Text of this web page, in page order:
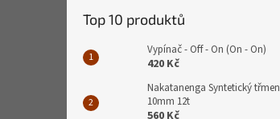
Top 10 produktů
Vypínač - Off - On (On - On)
420 Kč
Nakatanenga Syntetický třmen
10mm 12t
560 Kč